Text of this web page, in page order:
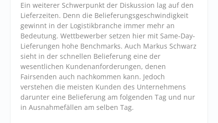
Ein weiterer Schwerpunkt der Diskussion lag auf den
Lieferzeiten. Denn die Belieferungsgeschwindigkeit
gewinnt in der Logistikbranche immer mehr an
Bedeutung. Wettbewerber setzen hier mit Same-Day-
Lieferungen hohe Benchmarks. Auch Markus Schwarz
sieht in der schnellen Belieferung eine der
wesentlichen Kundenanforderungen, denen
Fairsenden auch nachkommen kann. Jedoch
verstehen die meisten Kunden des Unternehmens
darunter eine Belieferung am folgenden Tag und nur
in Ausnahmefällen am selben Tag.